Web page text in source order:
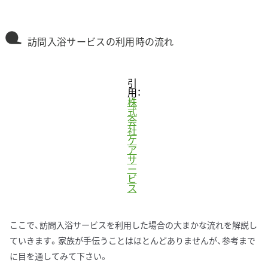
訪問入浴サービスの利用時の流れ
引
用：
株
式
会
社
ケ
ア
サ
ー
ビ
ス
ここで、訪問入浴サービスを利用した場合の大まかな流れを解説し
ていきます。家族が手伝うことはほとんどありませんが、参考まで
に目を通してみて下さい。